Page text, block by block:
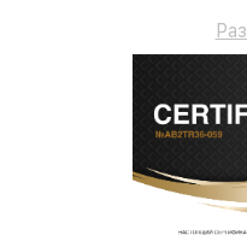
и долгосрочную